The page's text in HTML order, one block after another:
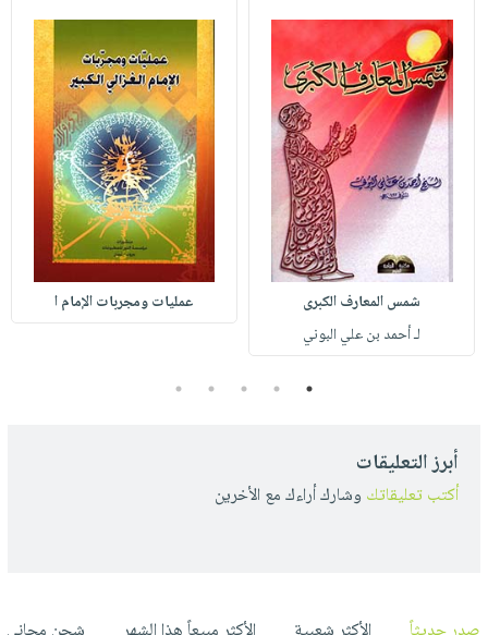
شمس المعارف الكبرى
لـ أحمد بن علي البوني
عمليات ومجربات الإمام ا
1
2
3
4
5
أبرز التعليقات
أكتب تعليقاتك وشارك أراءك مع الأخرين